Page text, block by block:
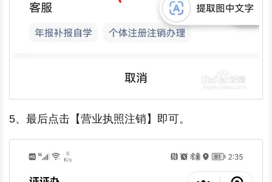
5、最后点击【营业执照注销】即可。